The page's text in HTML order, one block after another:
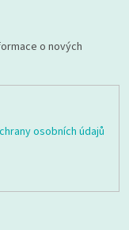
o nových
osobních údajů